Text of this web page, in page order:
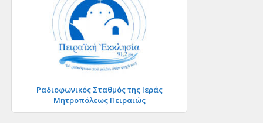
Ραδιοφωνικός Σταθμός της Ιεράς
Μητροπόλεως Πειραιώς